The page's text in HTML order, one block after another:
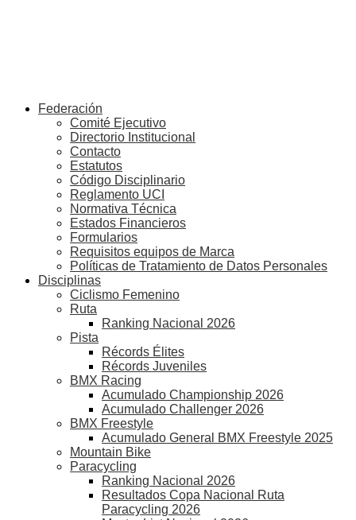
Federación
Comité Ejecutivo
Directorio Institucional
Contacto
Estatutos
Código Disciplinario
Reglamento UCI
Normativa Técnica
Estados Financieros
Formularios
Requisitos equipos de Marca
Políticas de Tratamiento de Datos Personales
Disciplinas
Ciclismo Femenino
Ruta
Ranking Nacional 2026
Pista
Récords Élites
Récords Juveniles
BMX Racing
Acumulado Championship 2026
Acumulado Challenger 2026
BMX Freestyle
Acumulado General BMX Freestyle 2025
Mountain Bike
Paracycling
Ranking Nacional 2026
Resultados Copa Nacional Ruta
Paracycling 2026